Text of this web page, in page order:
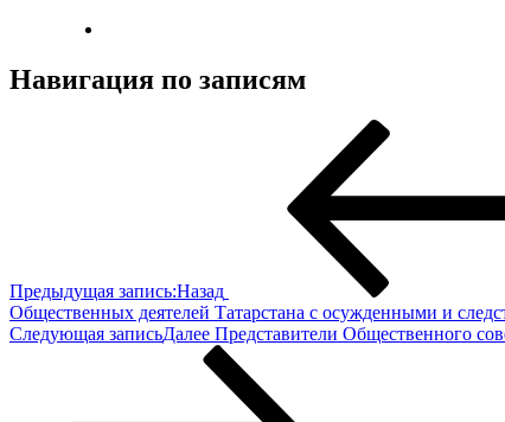
Навигация по записям
Предыдущая запись:Назад
Общественных деятелей Татарстана с осужденными и
Следующая записьДалее Представители Общественного